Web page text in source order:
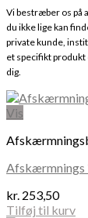
Vi bestræber os på
du ikke lige kan
private kunde,
et specifikt produkt
dig.
Vis
Afskærmnings
kr. 253,50
Tilføj til kurv